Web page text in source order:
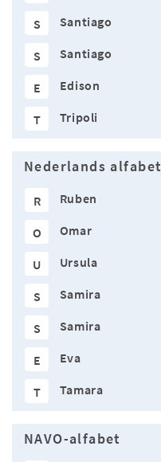
S Santiago
S Santiago
E Edison
T Tripoli
Nederlands alfabet
R Ruben
O Omar
U Ursula
S Samira
S Samira
E Eva
T Tamara
NAVO-alfabet